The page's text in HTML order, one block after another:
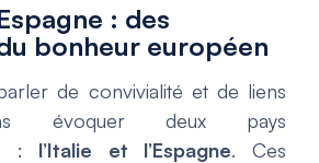
: des
bonheur européen
de convivialité et de liens
évoquer deux pays
: l’Italie et l’Espagne. Ces